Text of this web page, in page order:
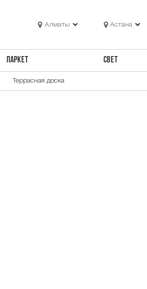
Алматы Астана
ПАРКЕТ СВЕТ
Террасная доска